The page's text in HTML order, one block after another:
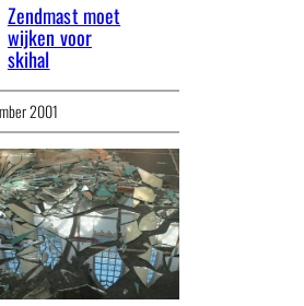
Zendmast moet
wijken voor
skihal
2001